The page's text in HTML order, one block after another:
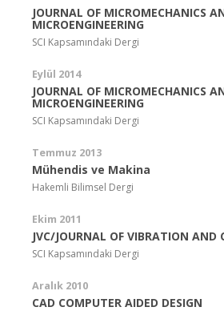
JOURNAL OF MICROMECHANICS
MICROENGINEERING
SCI Kapsamındaki Dergi
Eylül 2014
JOURNAL OF MICROMECHANICS
MICROENGINEERING
SCI Kapsamındaki Dergi
Temmuz 2013
Mühendis ve Makina
Hakemli Bilimsel Dergi
Ekim 2011
JVC/JOURNAL OF VIBRATION AND
SCI Kapsamındaki Dergi
Aralık 2010
CAD COMPUTER AIDED DESIGN